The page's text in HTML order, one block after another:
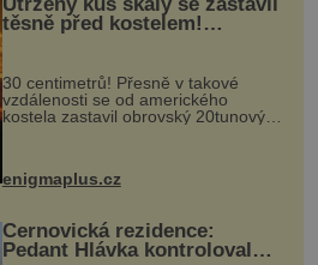
Utržený kus skály se zastavil
těsně před kostelem!
Ochránila ho boží síla?
30 centimetrů! Přesně v takové
vzdálenosti se od amerického
kostela zastavil obrovský 20tunový
...
enigmaplus.cz
Černovická rezidence:
Pedant Hlávka kontroloval